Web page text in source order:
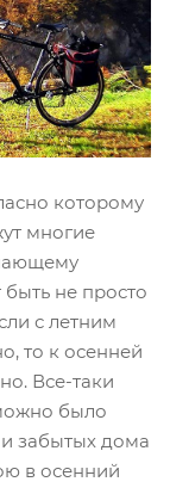
которому
многие
не просто
с летним
то к осенней
Все-таки
было
забытых дома
в осенний